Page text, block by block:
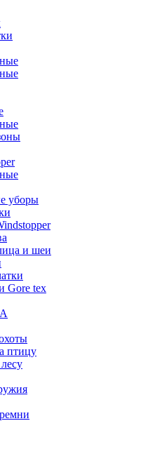
уборы
и шеи
Gore tex
птицу